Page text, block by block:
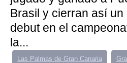
Brasil y cierran así
debut en el
la...
Las Palmas de Gran Canaria